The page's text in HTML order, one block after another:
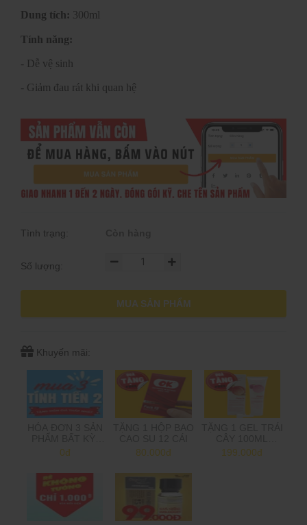
Dung tích: 300ml
Tính năng:
- Dễ vệ sinh
- Giảm đau rát khi quan hệ
Tình trạng:
Số lượng:
MUA SẢN PHẨM
Khuyến mãi:
CHỈ TÍNH TIỀN 2,
THẤP NHẤT
(Shop sẽ trừ tiền
khi gọi xác nhận
đơn hàng)
0đ
80.000đ
HƯƠNG TÁO/
199.000đ